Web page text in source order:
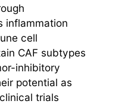
inflammation
cell
CAF subtypes
inhibitory
potential as
trials